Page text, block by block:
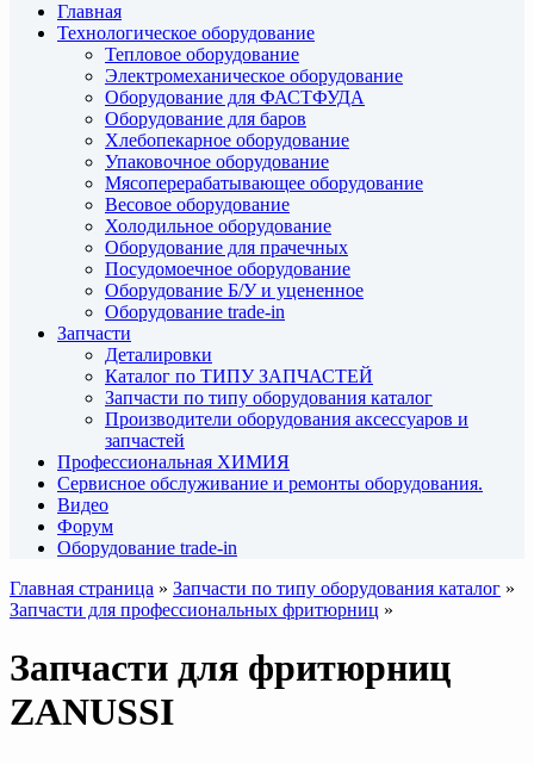
Главная
Технологическое оборудование
Тепловое оборудование
Электромеханическое оборудование
Оборудование для ФАСТФУДА
Оборудование для баров
Хлебопекарное оборудование
Упаковочное оборудование
Мясоперерабатывающее оборудование
Весовое оборудование
Холодильное оборудование
Оборудование для прачечных
Посудомоечное оборудование
Оборудование Б/У и уцененное
Оборудование trade-in
Запчасти
Деталировки
Каталог по ТИПУ ЗАПЧАСТЕЙ
Запчасти по типу оборудования каталог
Производители оборудования аксессуаров и
запчастей
Профессиональная ХИМИЯ
Сервисное обслуживание и ремонты оборудования.
Видео
Форум
Оборудование trade-in
Главная страница » Запчасти по типу оборудования каталог »
Запчасти для профессиональных фритюрниц »
Запчасти для фритюрниц
ZANUSSI